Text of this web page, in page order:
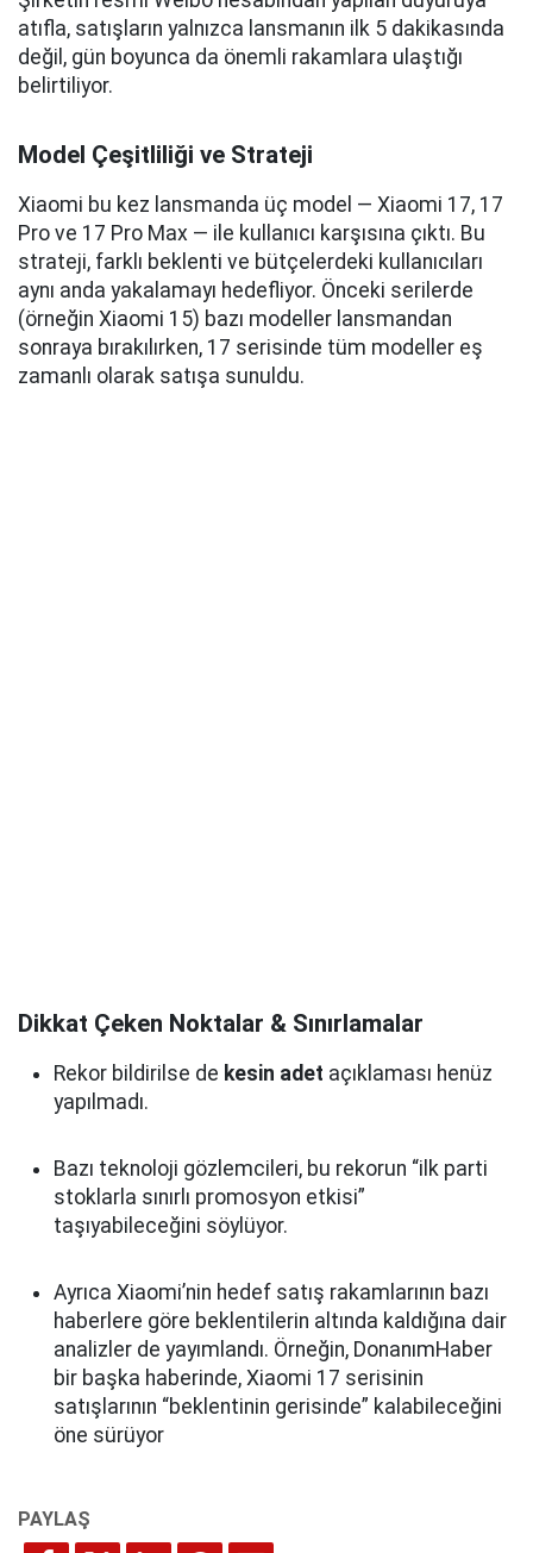
atıfla, satışların yalnızca lansmanın ilk 5 dakikasında
değil, gün boyunca da önemli rakamlara ulaştığı
belirtiliyor.
Model Çeşitliliği ve Strateji
Xiaomi bu kez lansmanda üç model — Xiaomi 17, 17
Pro ve 17 Pro Max — ile kullanıcı karşısına çıktı. Bu
strateji, farklı beklenti ve bütçelerdeki kullanıcıları
aynı anda yakalamayı hedefliyor. Önceki serilerde
(örneğin Xiaomi 15) bazı modeller lansmandan
sonraya bırakılırken, 17 serisinde tüm modeller eş
zamanlı olarak satışa sunuldu.
Dikkat Çeken Noktalar & Sınırlamalar
Rekor bildirilse de kesin adet açıklaması henüz
yapılmadı.
Bazı teknoloji gözlemcileri, bu rekorun “ilk parti
stoklarla sınırlı promosyon etkisi”
taşıyabileceğini söylüyor.
Ayrıca Xiaomi’nin hedef satış rakamlarının bazı
haberlere göre beklentilerin altında kaldığına dair
analizler de yayımlandı. Örneğin, DonanımHaber
bir başka haberinde, Xiaomi 17 serisinin
satışlarının “beklentinin gerisinde” kalabileceğini
öne sürüyor